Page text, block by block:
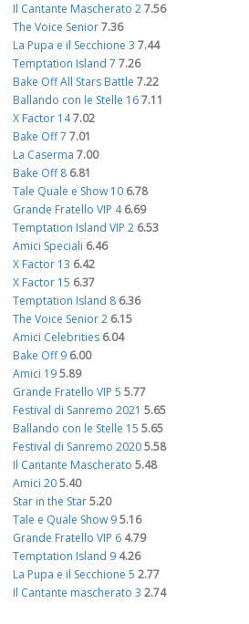
Il Cantante Mascherato 27.56
The Voice Senior7.36
La Pupa e il Secchione 3 7.44
Temptation Island 7 7.26
Bake Off All Stars Battle 7.22
Ballando con le Stelle 167.11
X Factor 147.02
Bake Off 7 7.01
La Caserma 7.00
Bake Off 8 6.81
Tale Quale e Show 10 6.78
Grande Fratello VIP 4 6.69
Temptation Island VIP 2 6.53
Amici Speciali 6.46
X Factor 13 6.42
X Factor 15 6.37
Temptation Island 8 6.36
The Voice Senior 2 6.15
Amici Celebrities 6.04
Bake Off 9 6.00
Amici 195.89
Grande Fratello VIP 5 5.77
Festival di Sanremo 2021 5.65
Ballando con le Stelle 15 5.65
Festival di Sanremo 20205.58
Il Cantante Mascherato 5.48
Amici 205.40
Star in the Star5.20
Tale e Quale Show 95.16
Grande Fratello VIP 6 4.79
Temptation Island 9 4.26
La Pupa e il Secchione 5 2.77
Il Cantante mascherato 3 2.74